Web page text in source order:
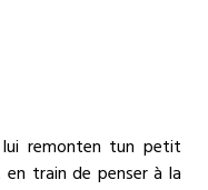
lui remonten tun petit
train de penser à la